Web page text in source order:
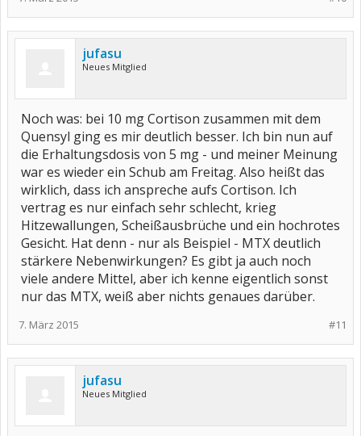
jufasu
Neues Mitglied
Noch was: bei 10 mg Cortison zusammen mit dem
Quensyl ging es mir deutlich besser. Ich bin nun auf
die Erhaltungsdosis von 5 mg - und meiner Meinung
war es wieder ein Schub am Freitag. Also heißt das
wirklich, dass ich anspreche aufs Cortison. Ich
vertrag es nur einfach sehr schlecht, krieg
Hitzewallungen, Scheißausbrüche und ein hochrotes
Gesicht. Hat denn - nur als Beispiel - MTX deutlich
stärkere Nebenwirkungen? Es gibt ja auch noch
viele andere Mittel, aber ich kenne eigentlich sonst
nur das MTX, weiß aber nichts genaues darüber.
#11
7. März 2015
jufasu
Neues Mitglied